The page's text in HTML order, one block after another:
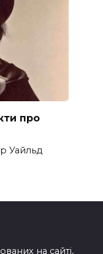
про
Уайльд
на сайті,